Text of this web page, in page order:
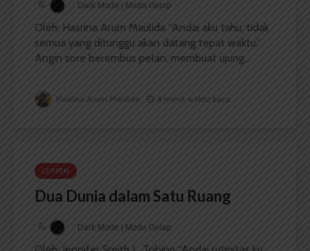
Dark Mode | Moda Gelap
Oleh: Hasrina Arum Maulida “Andai aku tahu, tidak
semua yang ditunggu akan datang tepat waktu.”
Angin sore berembus pelan, membuat ujung...
Hasrina Arum Maulida 4 menit waktu baca
CERPEN
Dua Dunia dalam Satu Ruang
Dark Mode | Moda Gelap